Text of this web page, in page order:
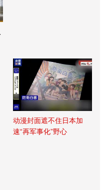
动漫封面遮不住日本加
速“再军事化”野心